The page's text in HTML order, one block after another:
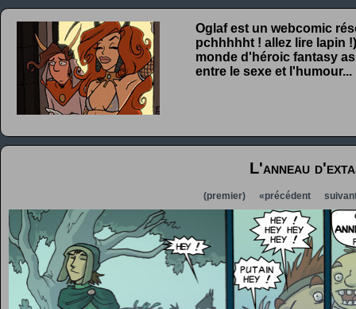
Oglaf est un webcomic
pchhhhht ! allez lire lapin
monde d'héroic fantasy
entre le sexe et l'humour...
L'anneau
(premier) «précédent